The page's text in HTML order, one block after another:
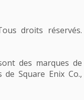
droits réservés.
des marques de
Square Enix Co.,